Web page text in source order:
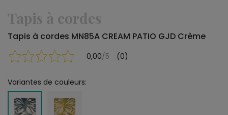
Tapis à cordes
Tapis à cordes MN85A CREAM PATIO GJD Crème
0,00/5 (0)
Variantes de couleurs: